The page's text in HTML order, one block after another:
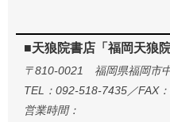
■天狼院書店「福岡天狼院
〒810-0021 福岡県福岡市
TEL：092-518-7435／FAX
営業時間：